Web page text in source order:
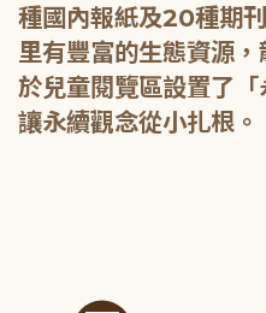
種國內報紙及20種期
里有豐富的生態資源
於兒童閱覽區設置了「